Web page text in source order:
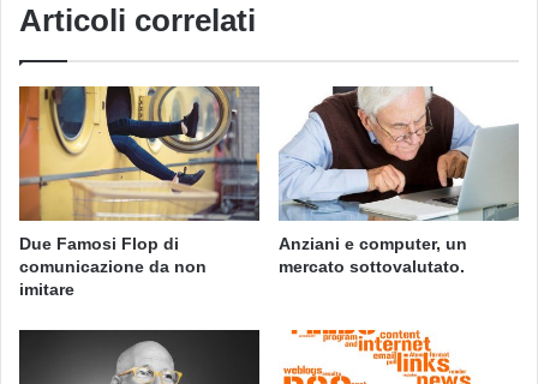
Articoli correlati
Due Famosi Flop di
comunicazione da non
imitare
Anziani e computer, un
mercato sottovalutato.